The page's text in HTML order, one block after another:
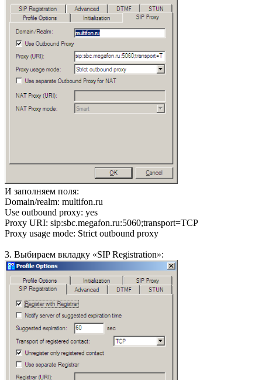
И заполняем поля:
Domain/realm: multifon.ru
Use outbound proxy: yes
Proxy URI: sip:sbc.megafon.ru:5060;transport=TCP
Proxy usage mode: Strict outbound proxy
3. Выбираем вкладку «SIP Registration»: